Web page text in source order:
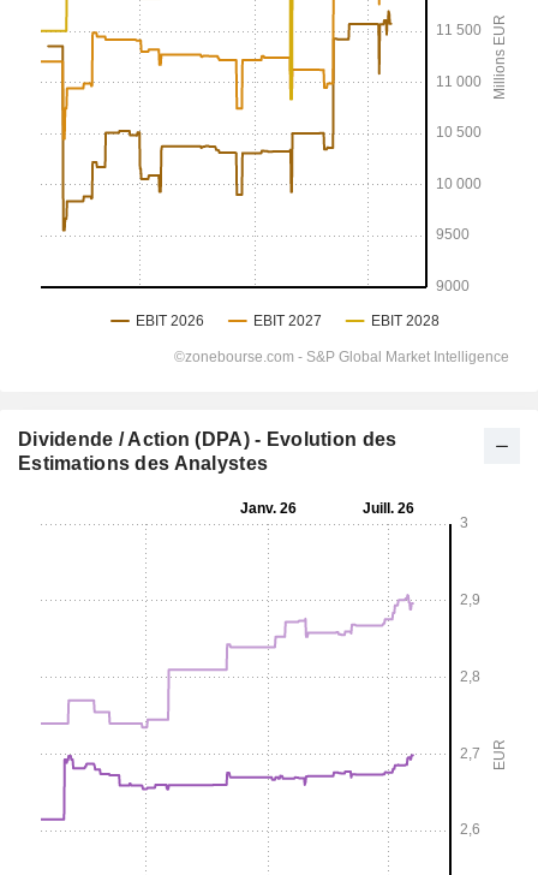
Dividende / Action (DPA) - Evolution des
Estimations des Analystes